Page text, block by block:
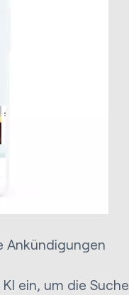
Ankündigungen
ein, um die